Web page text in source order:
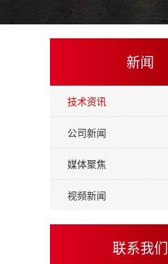
新闻
技术资讯
公司新闻
媒体聚焦
视频新闻
联系我们